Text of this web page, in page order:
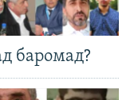
баромад?